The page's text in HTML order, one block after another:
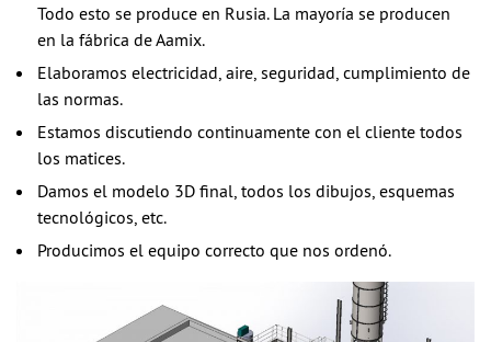
Todo esto se produce en Rusia. La mayoría se producen
en la fábrica de Aamix.
Elaboramos electricidad, aire, seguridad, cumplimiento de
las normas.
Estamos discutiendo continuamente con el cliente todos
los matices.
Damos el modelo 3D final, todos los dibujos, esquemas
tecnológicos, etc.
Producimos el equipo correcto que nos ordenó.